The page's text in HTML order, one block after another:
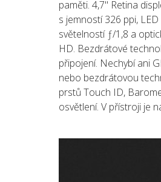
paměti. 4,7" Retina
s jemností 326 ppi,
světelností ƒ/1,8 a
HD. Bezdrátové
připojení. Nechybí ani
nebo bezdrátovou
prstů Touch ID,
osvětlení. V přístroji je